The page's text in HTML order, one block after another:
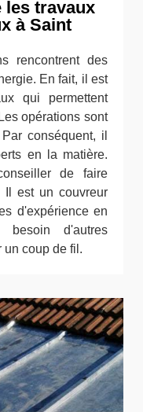
les travaux
à Saint
rencontrent des
En fait, il est
qui permettent
opérations sont
conséquent, il
en la matière.
de faire
Il est un couvreur
d'expérience en
d'autres
un coup de fil.